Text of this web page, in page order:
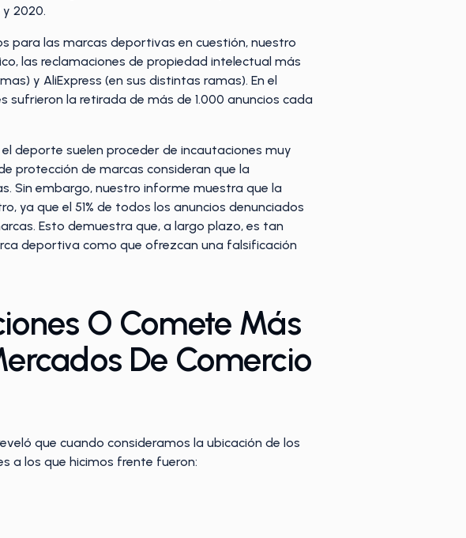
2020.
para las marcas deportivas en cuestión, nuestro
las reclamaciones de propiedad intelectual más
y AliExpress (en sus distintas ramas). En el
la retirada de más de 1.000 anuncios cada
deporte suelen proceder de incautaciones muy
protección de marcas consideran que la
Sin embargo, nuestro informe muestra que la
ya que el 51% de todos los anuncios denunciados
Esto demuestra que, a largo plazo, es tan
deportiva como que ofrezcan una falsificación
O Comete Más
De Comercio
que cuando consideramos la ubicación de los
a los que hicimos frente fueron: